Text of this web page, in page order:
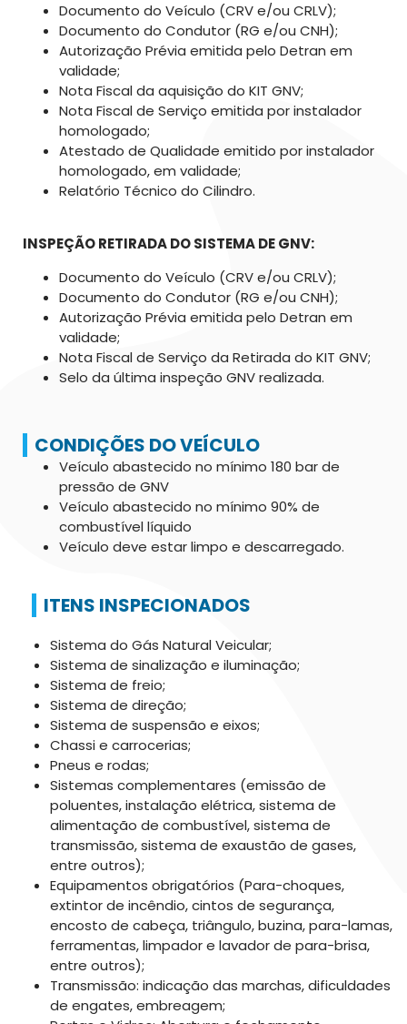
Documento do Veículo (CRV e/ou CRLV);
Documento do Condutor (RG e/ou CNH);
Autorização Prévia emitida pelo Detran em
validade;
Nota Fiscal da aquisição do KIT GNV;
Nota Fiscal de Serviço emitida por instalador
homologado;
Atestado de Qualidade emitido por instalador
homologado, em validade;
Relatório Técnico do Cilindro.
INSPEÇÃO RETIRADA DO SISTEMA DE GNV:
Documento do Veículo (CRV e/ou CRLV);
Documento do Condutor (RG e/ou CNH);
Autorização Prévia emitida pelo Detran em
validade;
Nota Fiscal de Serviço da Retirada do KIT GNV;
Selo da última inspeção GNV realizada.
CONDIÇÕES DO VEÍCULO
Veículo abastecido no mínimo 180 bar de
pressão de GNV
Veículo abastecido no mínimo 90% de
combustível líquido
Veículo deve estar limpo e descarregado.
ITENS INSPECIONADOS
Sistema do Gás Natural Veicular;
Sistema de sinalização e iluminação;
Sistema de freio;
Sistema de direção;
Sistema de suspensão e eixos;
Chassi e carrocerias;
Pneus e rodas;
Sistemas complementares (emissão de
poluentes, instalação elétrica, sistema de
alimentação de combustível, sistema de
transmissão, sistema de exaustão de gases,
entre outros);
Equipamentos obrigatórios (Para-choques,
extintor de incêndio, cintos de segurança,
encosto de cabeça, triângulo, buzina, para-lamas,
ferramentas, limpador e lavador de para-brisa,
entre outros);
Transmissão: indicação das marchas, dificuldades
de engates, embreagem;